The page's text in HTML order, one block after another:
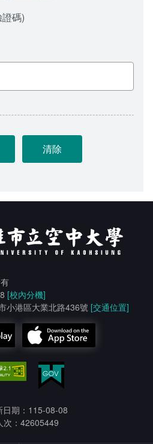
碼)
[校內分機]
小港區大業北路436號 [交通位置]
日期：115-08-08
次：42605449